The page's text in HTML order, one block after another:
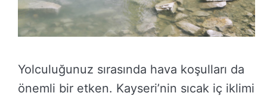
Yolculuğunuz sırasında hava koşulları da
önemli bir etken. Kayseri’nin sıcak iç iklimi